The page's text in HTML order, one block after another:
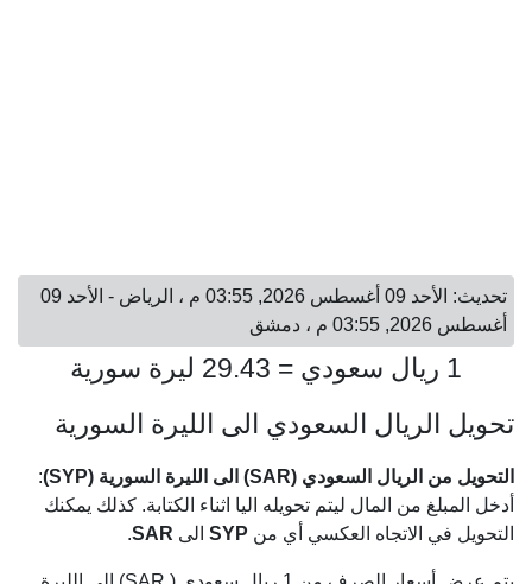
تحديث: الأحد 09 أغسطس 2026, 03:55 م ، الرياض - الأحد 09
أغسطس 2026, 03:55 م ، دمشق
1 ريال سعودي = 29.43 ليرة سورية
تحويل الريال السعودي الى الليرة السورية
التحويل من الريال السعودي (SAR) الى الليرة السورية (SYP)
:
أدخل المبلغ من المال ليتم تحويله اليا اثناء الكتابة. كذلك يمكنك
التحويل في الاتجاه العكسي أي من SYP الى SAR
.